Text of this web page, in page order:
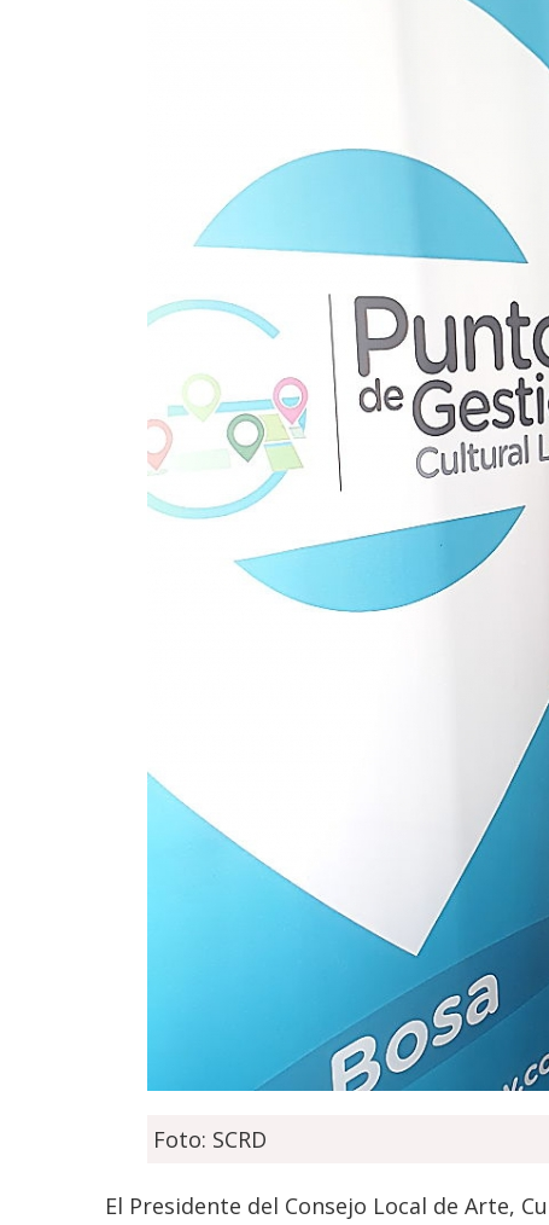
Foto: SCRD
El Presidente del Consejo Local de Arte,